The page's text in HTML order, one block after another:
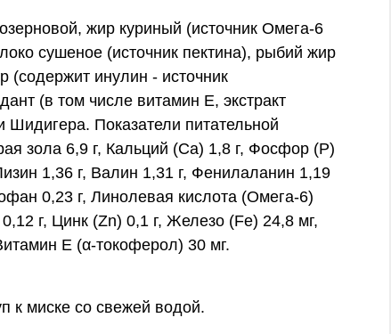
жир куриный (источник Омега-6
сушеное (источник пектина), рыбий жир
(содержит инулин - источник
(в том числе витамин Е, экстракт
Шидигера. Показатели питательной
зола 6,9 г, Кальций (Са) 1,8 г, Фосфор (Р)
1,36 г, Валин 1,31 г, Фенилаланин 1,19
0,23 г, Линолевая кислота (Омега-6)
г, Цинк (Zn) 0,1 г, Железо (Fe) 24,8 мг,
E (α-токоферол) 30 мг.
к миске со свежей водой.